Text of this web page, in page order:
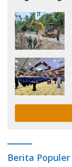
Berita Populer